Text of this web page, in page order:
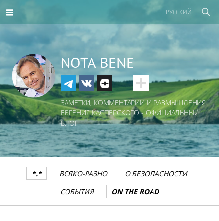
РУССКИЙ
NOTA BENE
ЗАМЕТКИ, КОММЕНТАРИИ И РАЗМЫШЛЕНИЯ
ЕВГЕНИЯ КАСПЕРСКОГО - ОФИЦИАЛЬНЫЙ
БЛОГ
*.* ВСЯКО-РАЗНО
О БЕЗОПАСНОСТИ
СОБЫТИЯ
ON THE ROAD